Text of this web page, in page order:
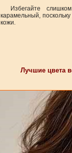
Избегайте
карамельный,
кожи.
Лучшие цвета